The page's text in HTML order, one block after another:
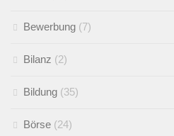
Bewerbung (7)
Bilanz (2)
Bildung (35)
Börse (24)